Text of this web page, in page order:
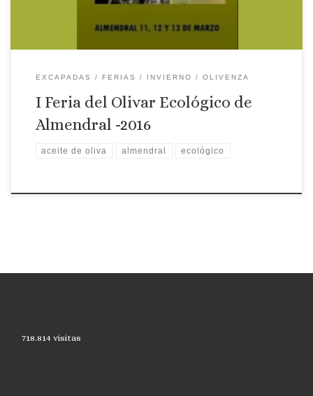
EXCAPADAS FERIAS INVIERNO OLIVENZA
I Feria del Olivar Ecológico de
Almendral -2016
aceite de oliva almendral ecológico
718.814 visitas